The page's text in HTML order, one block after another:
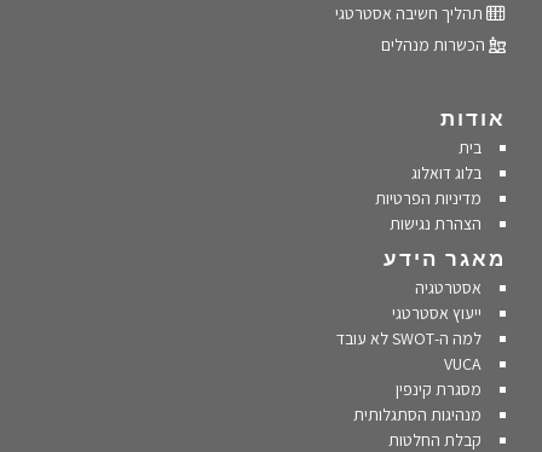
תהליך חשיבה אסטרטגי
הכשרות מנהלים
אודות
בית
בלוג דואלוג
מדיניות הפרטיות
הצהרת נגישות
מאגר הידע
אסטרטגיה
ייעוץ אסטרטגי
למה ה-SWOT לא עובד
VUCA
מסגרת קינפין
מנהיגות הסתגלותית
קבלת החלטות